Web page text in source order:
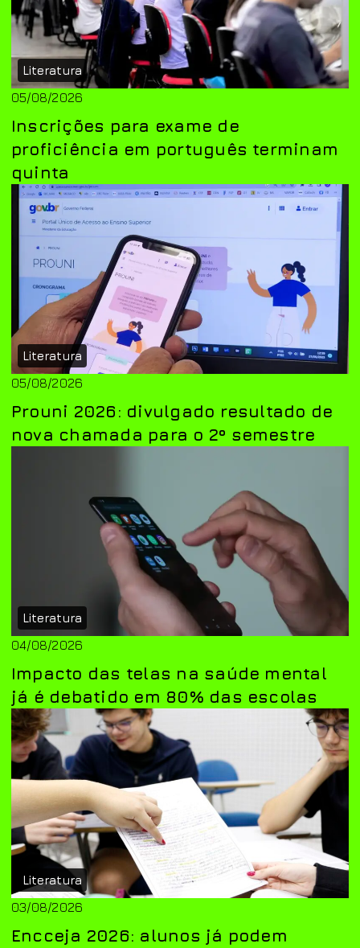
Literatura
05/08/2026
Inscrições para exame de
proficiência em português terminam
quinta
Literatura
05/08/2026
Prouni 2026: divulgado resultado de
nova chamada para o 2º semestre
Literatura
04/08/2026
Impacto das telas na saúde mental
já é debatido em 80% das escolas
Literatura
03/08/2026
Encceja 2026: alunos já podem